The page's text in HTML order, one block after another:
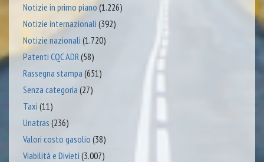
Notizie in primo piano (1.226)
Notizie internazionali (392)
Notizie nazionali (1.720)
Patenti CQC ADR (58)
Rassegna stampa (651)
Senza categoria (27)
Taxi (11)
Unatras (236)
Valori costo gasolio (38)
Viabilità e Divieti (3.007)